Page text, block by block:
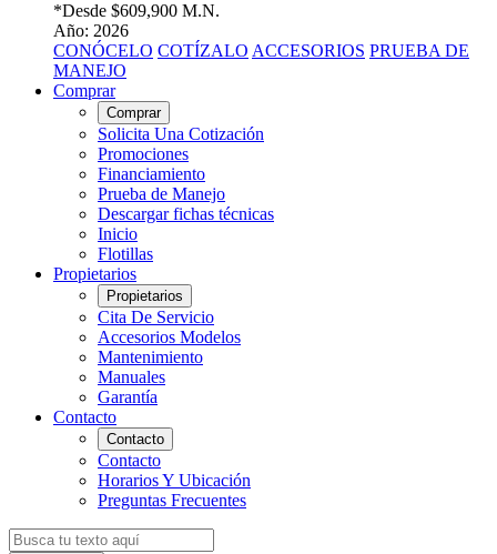
*Desde $609,900 M.N.
Año: 2026
CONÓCELO COTÍZALO ACCESORIOS PRUEBA DE
MANEJO
Comprar
Comprar
Solicita Una Cotización
Promociones
Financiamiento
Prueba de Manejo
Descargar fichas técnicas
Inicio
Flotillas
Propietarios
Propietarios
Cita De Servicio
Accesorios Modelos
Mantenimiento
Manuales
Garantía
Contacto
Contacto
Contacto
Horarios Y Ubicación
Preguntas Frecuentes